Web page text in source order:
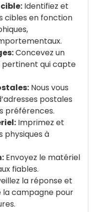
Identifiez et
cibles en fonction
Concevez un
pertinent qui capte
Nous vous
postales
préférences.
Imprimez et
physiques à
Envoyez le matériel
fiables.
la réponse et
la campagne pour